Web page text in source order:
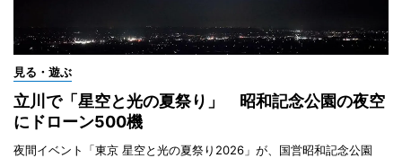
見る・遊ぶ
立川で「星空と光の夏祭り」 昭和記念公園の夜空
にドローン500機
夜間イベント「東京 星空と光の夏祭り2026」が、国営昭和記念公園